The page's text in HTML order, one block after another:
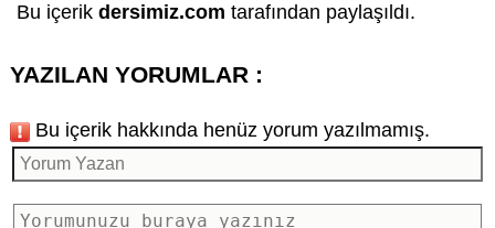
Bu içerik dersimiz.com tarafından paylaşıldı.
YAZILAN YORUMLAR :
Bu içerik hakkında henüz yorum yazılmamış.